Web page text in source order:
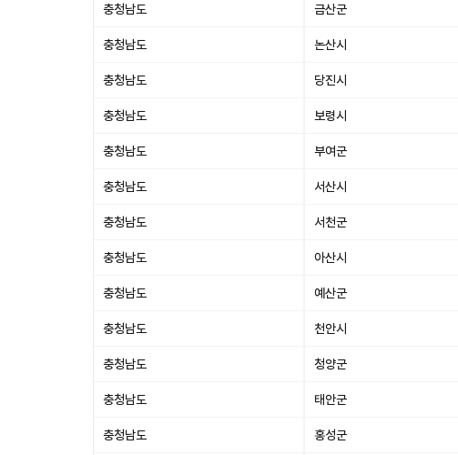
충청남도 금산군
충청남도 논산시
충청남도 당진시
충청남도 보령시
충청남도 부여군
충청남도 서산시
충청남도 서천군
충청남도 아산시
충청남도 예산군
충청남도 천안시
충청남도 청양군
충청남도 태안군
충청남도 홍성군